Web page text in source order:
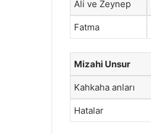
Ali ve Zeynep
Fatma
Mizahi Unsur
Kahkaha anları
Hatalar